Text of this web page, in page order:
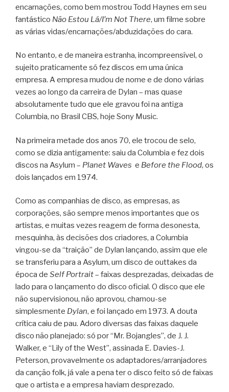
encarnações, como bem mostrou Todd Haynes em seu
fantástico Não Estou Lá/I’m Not There, um filme sobre
as várias vidas/encarnações/abduzidações do cara.
No entanto, e de maneira estranha, incompreensível, o
sujeito praticamente só fez discos em uma única
empresa. A empresa mudou de nome e de dono várias
vezes ao longo da carreira de Dylan – mas quase
absolutamente tudo que ele gravou foi na antiga
Columbia, no Brasil CBS, hoje Sony Music.
Na primeira metade dos anos 70, ele trocou de selo,
como se dizia antigamente: saiu da Columbia e fez dois
discos na Asylum – Planet Waves e Before the Flood, os
dois lançados em 1974.
Como as companhias de disco, as empresas, as
corporações, são sempre menos importantes que os
artistas, e muitas vezes reagem de forma desonesta,
mesquinha, às decisões dos criadores, a Columbia
vingou-se da “traição” de Dylan lançando, assim que ele
se transferiu para a Asylum, um disco de outtakes da
época de Self Portrait– faixas desprezadas, deixadas de
lado para o lançamento do disco oficial. O disco que ele
não supervisionou, não aprovou, chamou-se
simplesmente Dylan, e foi lançado em 1973. A douta
crítica caiu de pau. Adoro diversas das faixas daquele
disco não planejado: só por “Mr. Bojangles”, de J. J.
Walker, e “Lily of the West”, assinada E. Davies-J.
Peterson, provavelmente os adaptadores/arranjadores
da canção folk, já vale a pena ter o disco feito só de faixas
que o artista e a empresa haviam desprezado.